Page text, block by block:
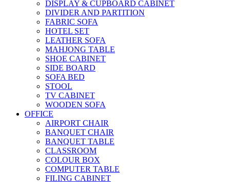
DISPLAY & CUPBOARD CABINET
DIVIDER AND PARTITION
FABRIC SOFA
HOTEL SET
LEATHER SOFA
MAHJONG TABLE
SHOE CABINET
SIDE BOARD
SOFA BED
STOOL
TV CABINET
WOODEN SOFA
OFFICE
AIRPORT CHAIR
BANQUET CHAIR
BANQUET TABLE
CLASSROOM
COLOUR BOX
COMPUTER TABLE
FILING CABINET